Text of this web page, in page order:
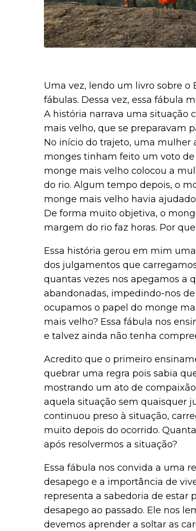
Uma vez, lendo um livro sobre
fábulas. Dessa vez, essa fábula
A história narrava uma situação
mais velho, que se preparavam
No início do trajeto, uma mulher
monges tinham feito um voto
monge mais velho colocou a
do rio. Algum tempo depois, o
monge mais velho havia
De forma muito objetiva, o
margem do rio faz horas. Por
Essa história gerou em mim
dos julgamentos que
quantas vezes nos apegamos a
abandonadas, impedindo-nos
ocupamos o papel do monge
mais velho? Essa fábula nos
e talvez ainda não tenha
Acredito que o primeiro
quebrar uma regra pois sabia
mostrando um ato de
aquela situação sem quaisquer
continuou preso à situação,
muito depois do ocorrido.
após resolvermos a situação?
Essa fábula nos convida a uma
desapego e a importância de
representa a sabedoria de estar
desapego ao passado. Ele nos
devemos aprender a soltar as